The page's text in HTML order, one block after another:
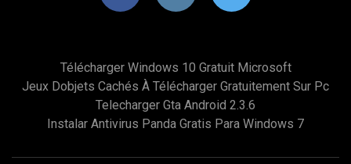
Télécharger Windows 10 Gratuit Microsoft
Jeux Dobjets Cachés À Télécharger Gratuitement Sur Pc
Telecharger Gta Android 2.3.6
Instalar Antivirus Panda Gratis Para Windows 7